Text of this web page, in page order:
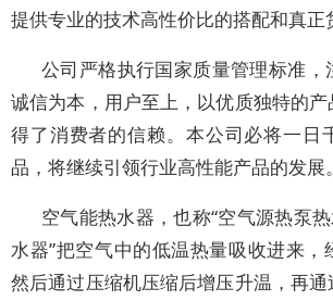
提供专业的技术高性价比的搭配和真正
公司严格执行国家质量管理标准，
诚信为本，用户至上，以优质独特的
得了消费者的信赖。本公司必将一日
品，将继续引领行业高性能产品的发展。
空气能热水器，也称“空气源热泵
水器”把空气中的低温热量吸收进来，
然后通过压缩机压缩后增压升温，再